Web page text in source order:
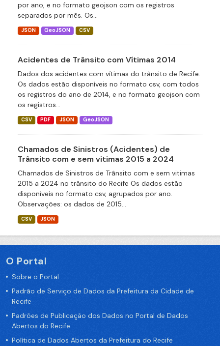
por ano, e no formato geojson com os registros
separados por mês. Os...
JSON GeoJSON CSV
Acidentes de Trânsito com Vítimas 2014
Dados dos acidentes com vítimas do trânsito de Recife.
Os dados estão disponíveis no formato csv, com todos
os registros do ano de 2014, e no formato geojson com
os registros...
CSV PDF JSON GeoJSON
Chamados de Sinistros (Acidentes) de
Trânsito com e sem vitimas 2015 a 2024
Chamados de Sinistros de Trânsito com e sem vitimas
2015 a 2024 no trânsito do Recife Os dados estão
disponíveis no formato csv, agrupados por ano.
Observações: os dados de 2015...
CSV JSON
O Portal
Sobre o Portal
Padrão de Serviço de Dados da Prefeitura da Cidade de
Recife
Padrões de Publicação dos Dados no Portal de Dados
Abertos do Recife
Política de Dados Abertos da Prefeitura do Recife